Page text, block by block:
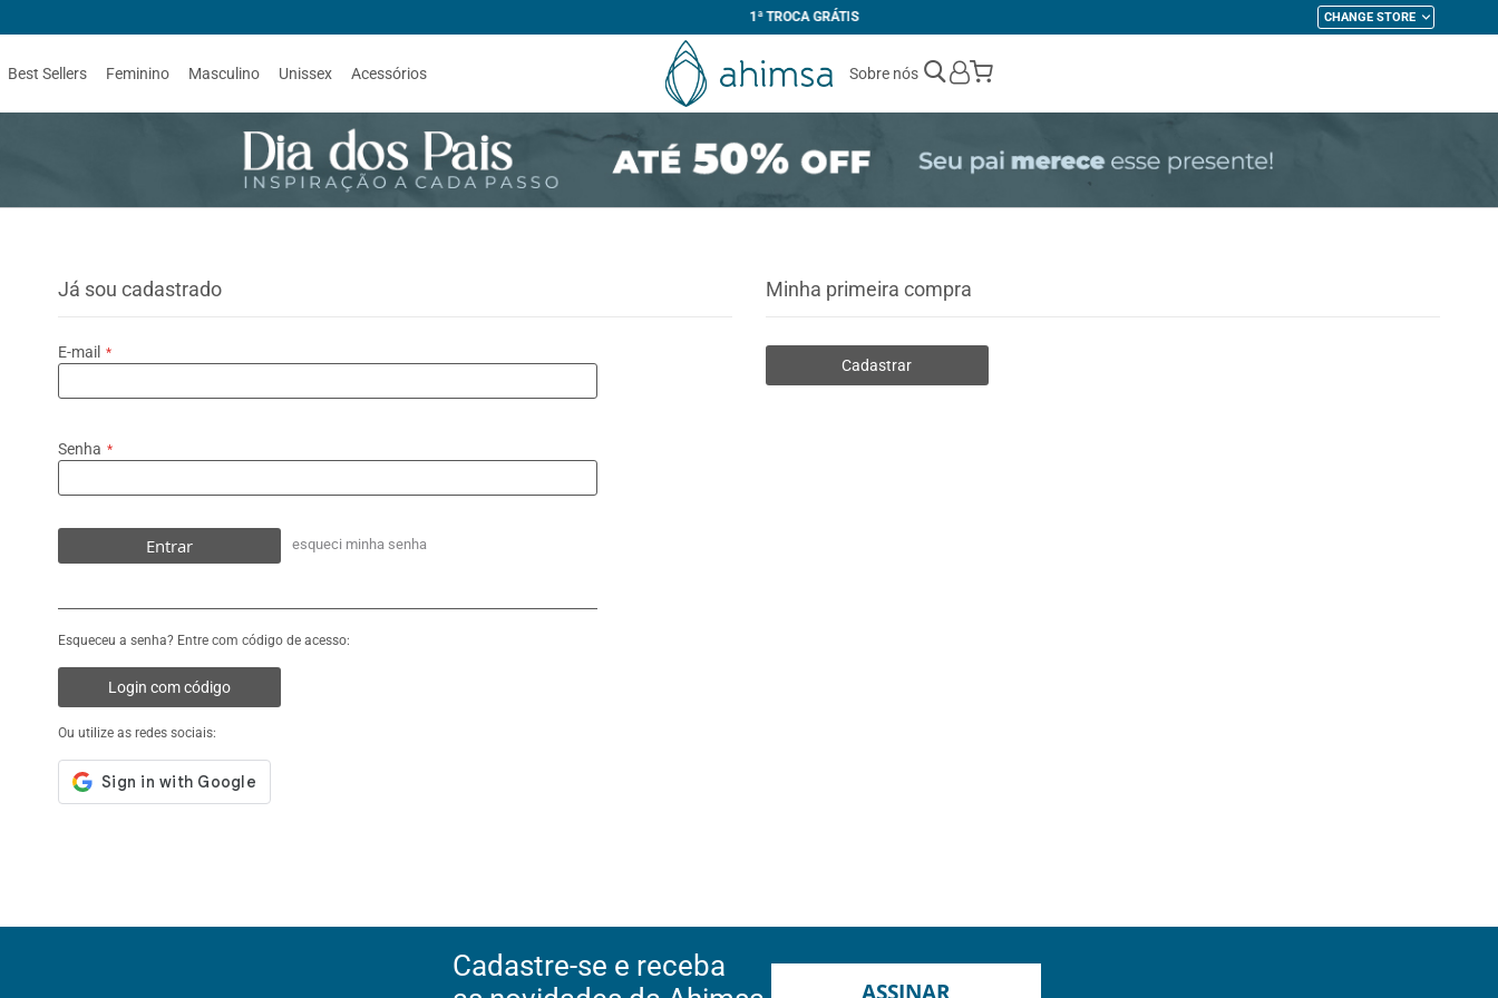
1ª TROCA GRÁTIS CHANGE STORE
Best Sellers Feminino Masculino Unissex Acessórios Sobre nós
My Cart
Já sou cadastrado
E-mail
Senha
Entrar esqueci minha senha
Esqueceu a senha? Entre com código de acesso:
Login com código
Ou utilize as redes sociais:
Minha primeira compra
Cadastrar
Cadastre-se e receba